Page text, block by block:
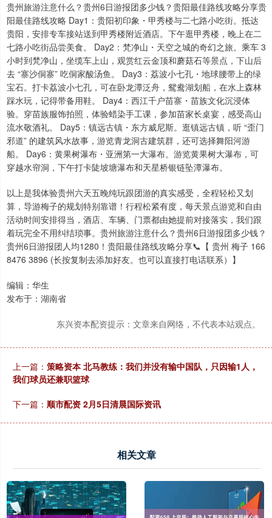
贵州旅游注意什么？贵州6日游报团多少钱？贵阳最佳路线攻略分享贵
阳最佳路线攻略 Day1：贵阳初印象・甲秀楼与二七路小吃街。抵达
贵阳，安排专车接站送到甲秀楼附近酒店。下午逛甲秀楼，晚上在二
七路小吃街品尝美食。 Day2：梵净山・天空之城的奇幻之旅。乘车 3
小时到梵净山，坐缆车上山，观赏红云金顶和蘑菇石等景点，下山后
去 “寨沙侗寨” 吃侗家酸汤鱼。 Day3：荔波小七孔・地球腰带上的绿
宝石。打卡荔波小七孔，可在卧龙潭泛舟，鸳鸯湖划船，在水上森林
踩水玩，记得带备用鞋。 Day4：西江千户苗寨・苗族文化沉浸体
验。穿苗族服饰拍照，体验蜡染手工课，参加苗家长桌宴，感受高山
流水敬酒礼。 Day5：镇远古镇・东方威尼斯。逛镇远古镇，听 “歪门
邪道” 的建筑风水故事，游览青龙洞古建筑群，还可选择舞阳河游
船。 Day6：黄果树瀑布・亚洲第一大瀑布。游览黄果树大瀑布，可
穿越水帘洞，下午打卡陡坡塘瀑布和天星桥银链坠潭瀑布。
以上是我体验贵州六天五晚纯玩跟团游的真实感受，全程轻松又划
算，导游梅子的规划特别靠谱！行程松紧有度，每天景点游览和自由
活动时间安排得当，酒店、车辆、门票都由她提前对接落实，我们跟
着玩完全不用纠结琐事。贵州旅游注意什么？贵州6日游报团多少钱？
贵州6日游报团人均1280！贵阳最佳路线攻略分享📞【 贵州 梅子 166
8476 3896 (长按复制去添加好友。也可以直接打电话联系）】
编辑：华生
发布于：湖南省
东兴资本配资提示：文章来自网络，不代表本站观点。
上一篇： 策略资本 北马教练：我们并没有输中国队，只因输1人，
我们球员还兼职篮球
下一篇： 顺市配资 2月5日清晨国际资讯
相关文章